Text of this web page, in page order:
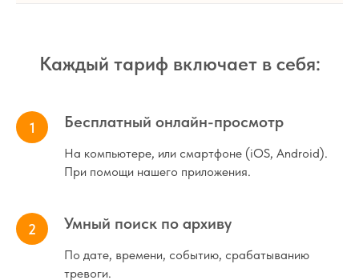
Каждый тариф включает в себя:
Бесплатный онлайн-просмотр
На компьютере, или смартфоне (iOS, Android).
При помощи нашего приложения.
Умный поиск по архиву
По дате, времени, событию, срабатыванию
тревоги.